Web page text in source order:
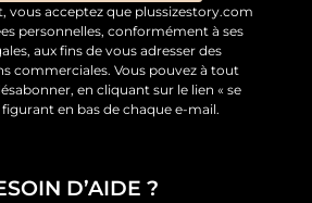
vous acceptez que plussizestory.com
personnelles, conformément à ses
aux fins de vous adresser des
commerciales. Vous pouvez à tout
en cliquant sur le lien « se
en bas de chaque e-mail.
D’AIDE ?